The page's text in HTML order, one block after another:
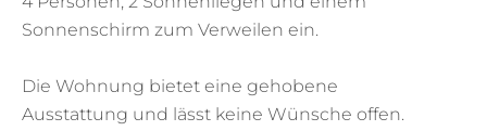
Sonnenschirm zum Verweilen ein.
Die Wohnung bietet eine gehobene
Ausstattung und lässt keine Wünsche offen.